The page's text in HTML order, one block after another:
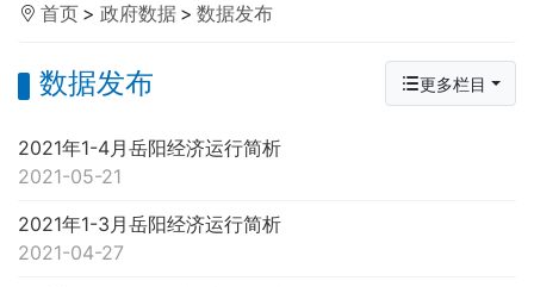
首页 > 政府数据 > 数据发布
数据发布 更多栏目
2021年1-4月岳阳经济运行简析
2021-05-21
2021年1-3月岳阳经济运行简析
2021-04-27